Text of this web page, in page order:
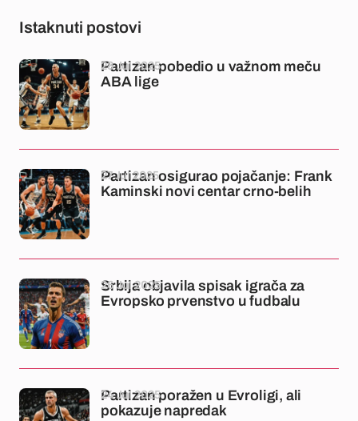
Istaknuti postovi
Partizan pobedio u važnom meču
ABA lige
28 Jul 2025
Partizan osigurao pojačanje: Frank
Kaminski novi centar crno-belih
27 Jul 2025
Srbija objavila spisak igrača za
Evropsko prvenstvo u fudbalu
26 Jul 2025
Partizan poražen u Evroligi, ali
pokazuje napredak
24 Jul 2025